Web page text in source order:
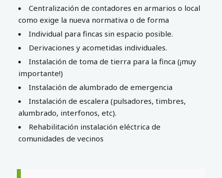
Centralización de contadores en armarios o local
como exige la nueva normativa o de forma
Individual para fincas sin espacio posible.
Derivaciones y acometidas individuales.
Instalación de toma de tierra para la finca (¡muy
importante!)
Instalación de alumbrado de emergencia
Instalación de escalera (pulsadores, timbres,
alumbrado, interfonos, etc).
Rehabilitación instalación eléctrica de
comunidades de vecinos